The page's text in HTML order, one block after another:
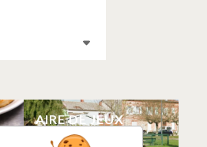
AIRE DE JEUX
BERAT